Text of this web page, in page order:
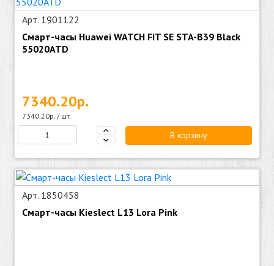
Арт. 1901122
Смарт-часы Huawei WATCH FIT SE STA-B39 Black
55020ATD
7340.20р.
7340.20р. / шт.
В корзину
Арт. 1850458
Смарт-часы Kieslect L13 Lora Pink